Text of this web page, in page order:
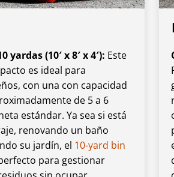
yardas (10′ x 8′ x 4′): Este
es ideal para
con una con capacidad
de 5 a 6
estándar. Ya sea si está
renovando un baño
su jardín, el 10-yard bin
para gestionar